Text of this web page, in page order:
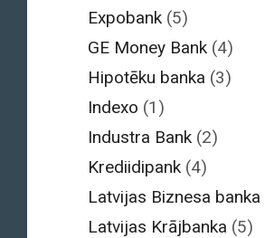
Expobank (5)
GE Money Bank (4)
Hipotēku banka (3)
Indexo (1)
Industra Bank (2)
Krediidipank (4)
Latvijas Biznesa banka
Latvijas Krājbanka (5)